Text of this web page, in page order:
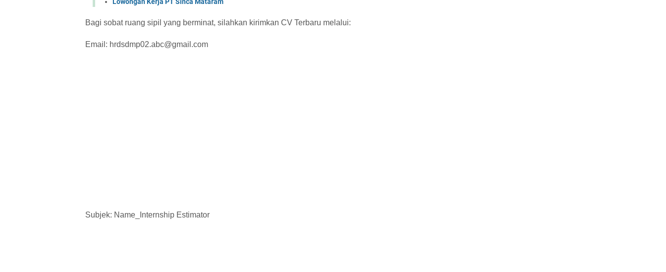
Bagi sobat ruang sipil yang berminat, silahkan kirimkan CV Terbaru melalui:
Email: hrdsdmp02.abc@gmail.com
Subjek: Name_Internship Estimator